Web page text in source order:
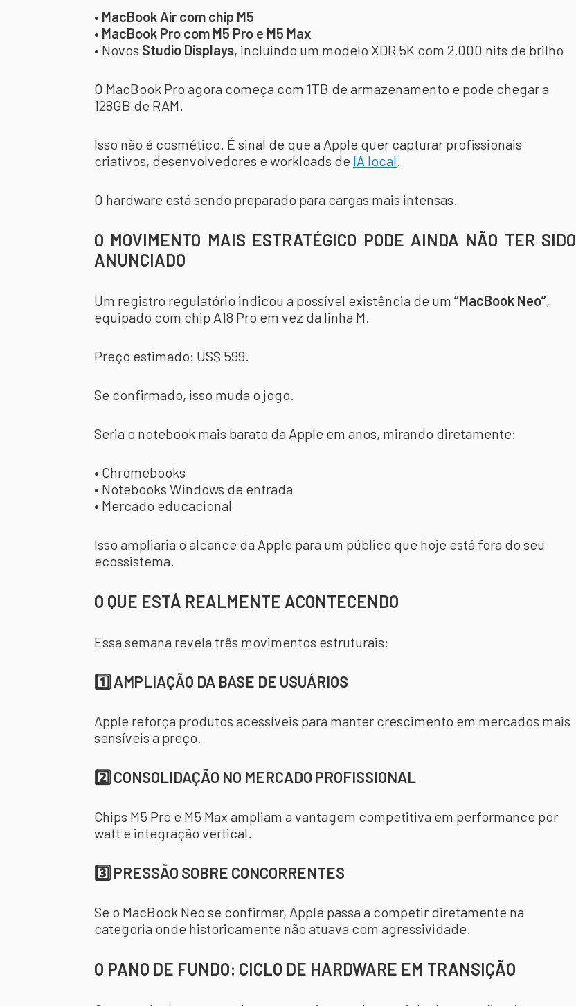
• MacBook Air com chip M5
• MacBook Pro com M5 Pro e M5 Max
• Novos Studio Displays, incluindo um modelo XDR 5K com 2.000 nits de brilho
O MacBook Pro agora começa com 1TB de armazenamento e pode chegar a
128GB de RAM.
Isso não é cosmético. É sinal de que a Apple quer capturar profissionais
criativos, desenvolvedores e workloads de IA local.
O hardware está sendo preparado para cargas mais intensas.
O MOVIMENTO MAIS ESTRATÉGICO PODE AINDA NÃO TER SIDO
ANUNCIADO
Um registro regulatório indicou a possível existência de um “MacBook Neo”,
equipado com chip A18 Pro em vez da linha M.
Preço estimado: US$ 599.
Se confirmado, isso muda o jogo.
Seria o notebook mais barato da Apple em anos, mirando diretamente:
• Chromebooks
• Notebooks Windows de entrada
• Mercado educacional
Isso ampliaria o alcance da Apple para um público que hoje está fora do seu
ecossistema.
O QUE ESTÁ REALMENTE ACONTECENDO
Essa semana revela três movimentos estruturais:
1️⃣ AMPLIAÇÃO DA BASE DE USUÁRIOS
Apple reforça produtos acessíveis para manter crescimento em mercados mais
sensíveis a preço.
2️⃣ CONSOLIDAÇÃO NO MERCADO PROFISSIONAL
Chips M5 Pro e M5 Max ampliam a vantagem competitiva em performance por
watt e integração vertical.
3️⃣ PRESSÃO SOBRE CONCORRENTES
Se o MacBook Neo se confirmar, Apple passa a competir diretamente na
categoria onde historicamente não atuava com agressividade.
O PANO DE FUNDO: CICLO DE HARDWARE EM TRANSIÇÃO